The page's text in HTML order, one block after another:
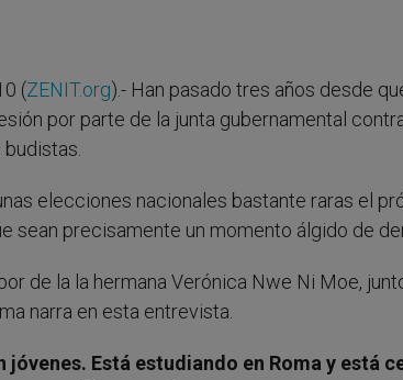
(ZENIT.org).- Han pasado tres años desde
por parte de la junta gubernamental
elecciones nacionales bastante raras el
sean precisamente un momento álgido de
de la la hermana Verónica Nwe Ni Moe,
narra en esta entrevista.
Está estudiando en Roma y está